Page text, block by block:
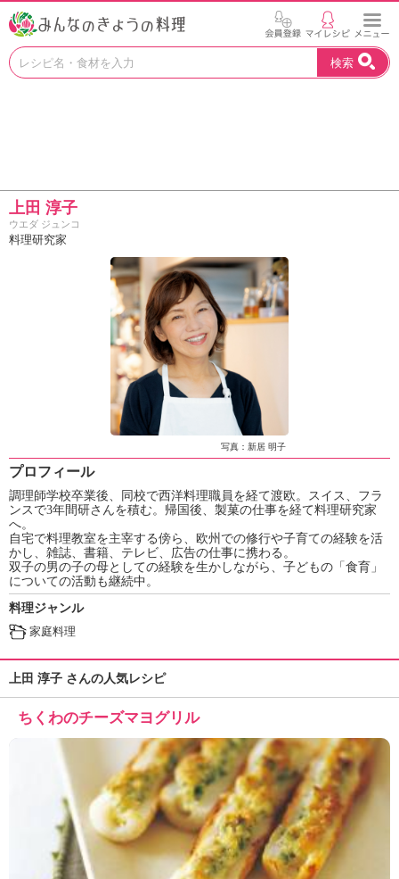
お
う
。
N
H
K
エ
デ
ュ
ー
シ
ナ
ル
「
み
ん
う
料
理
」
検索
上田 淳子
ウエダ ジュンコ
料理研究家
写真：新居 明子
プロフィール
調理師学校卒業後、同校で西洋料理職員を経て渡欧。スイス、フラ
ンスで3年間研さんを積む。帰国後、製菓の仕事を経て料理研究家
へ。
自宅で料理教室を主宰する傍ら、欧州での修行や子育ての経験を活
かし、雑誌、書籍、テレビ、広告の仕事に携わる。
双子の男の子の母としての経験を生かしながら、子どもの「食育」
についての活動も継続中。
料理ジャンル
家庭料理
上田 淳子 さんの人気レシピ
ちくわのチーズマヨグリル